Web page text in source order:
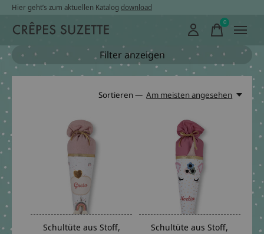
Hier geht’s zum aktuellen Katalog download
0items
Filter anzeigen
Sortieren — Am meisten angesehen
Schultüte aus Stoff,
Schultüte aus Stoff,